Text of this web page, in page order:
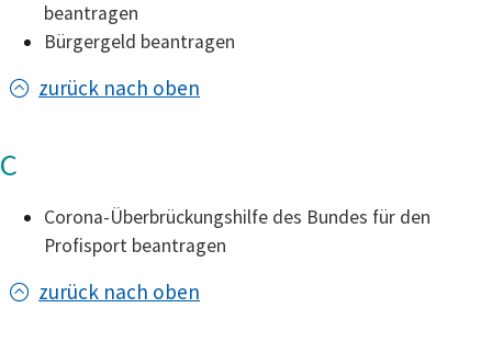
beantragen
Bürgergeld beantragen
zurück nach oben
C
Corona-Überbrückungshilfe des Bundes für den
Profisport beantragen
zurück nach oben